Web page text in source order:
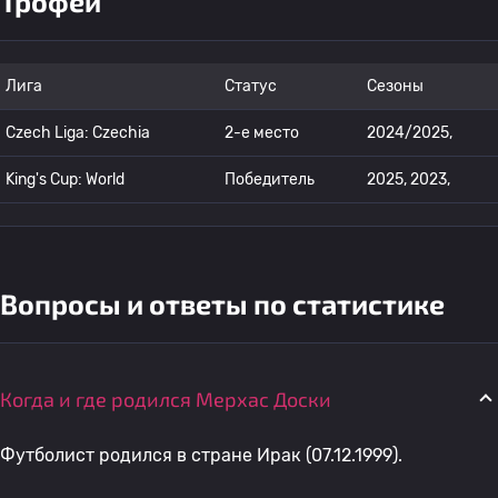
Лига Статус Сезоны
Czech Liga: Czechia 2-е место 2024/2025,
King's Cup: World Победитель 2025, 2023,
Вопросы и ответы по статистике
Когда и где родился Мерхас Доски
Футболист родился в стране Ирак (07.12.1999).